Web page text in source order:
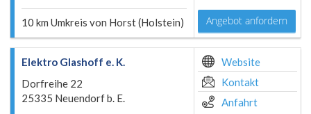
10 km Umkreis von Horst (Holstein) Angebot anfordern
Elektro Glashoff e. K.
Dorfreihe 22
25335 Neuendorf b. E.
Website
Kontakt
Anfahrt